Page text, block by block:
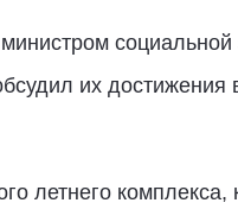
их достижения
летнего комплекса,